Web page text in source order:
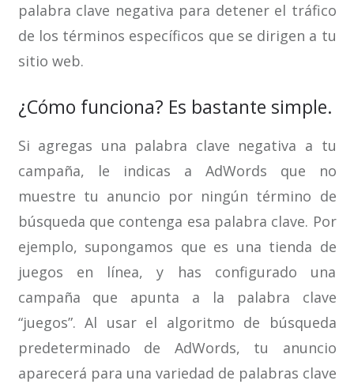
palabra clave negativa para detener el tráfico
de los términos específicos que se dirigen a tu
sitio web.
¿Cómo funciona? Es bastante simple.
Si agregas una palabra clave negativa a tu
campaña, le indicas a AdWords que no
muestre tu anuncio por ningún término de
búsqueda que contenga esa palabra clave. Por
ejemplo, supongamos que es una tienda de
juegos en línea, y has configurado una
campaña que apunta a la palabra clave
“juegos”. Al usar el algoritmo de búsqueda
predeterminado de AdWords, tu anuncio
aparecerá para una variedad de palabras clave